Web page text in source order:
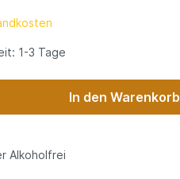
1-3 Tage
In den Warenkorb
Alkoholfrei